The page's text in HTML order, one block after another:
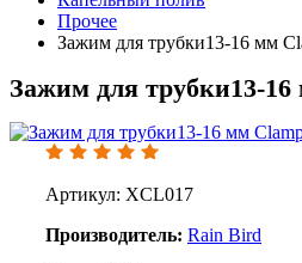
Прочее
Зажим для трубки13-16 мм
Зажим для трубки13-
Артикул: XCL017
Производитель: Rain Bird